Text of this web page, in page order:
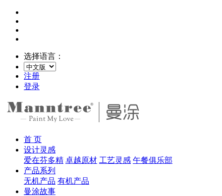
选择语言：
注册
登录
首 页
设计灵感
爱在芬多精 卓越原材 工艺灵感 午餐俱乐部
产品系列
无机产品 有机产品
曼涂故事